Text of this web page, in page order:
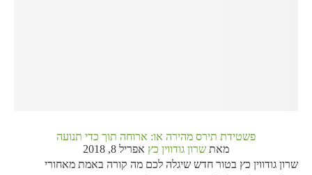
פשטידת תירס מהירה או: ארוחה תוך כדי תנועה
מאת שרון גודווין כץ אפריל 8, 2018
שרון גודווין כץ בטור חדש שיגלה לכם מה קורה באמת מאחורי